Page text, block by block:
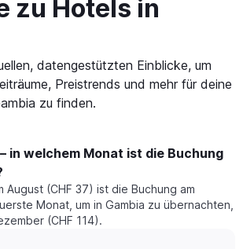
zu Hotels in
datengestützten Einblicke, um
Preistrends und mehr für deine
zu finden.
in welchem Monat ist die Buchung
August (CHF 37) ist die Buchung am
Monat, um in Gambia zu übernachten,
(CHF 114).